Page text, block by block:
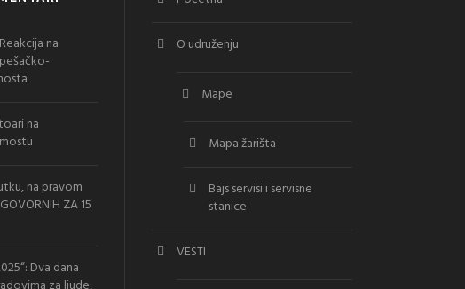
Reakcija na
na
na pravom
ZA 15
Dva dana
O udruženju
Mape
Mapa žarišta
Bajs servisi i servisne
stanice
VESTI